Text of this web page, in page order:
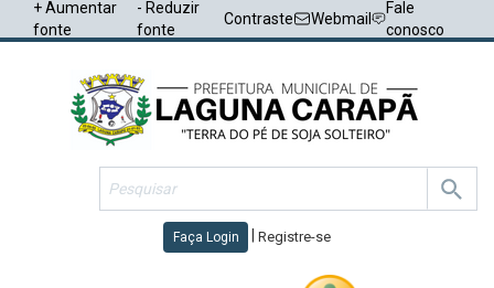
+ Aumentar
fonte
- Reduzir
fonte
Contraste Webmail
Fale
conosco
Faça Login Registre-se